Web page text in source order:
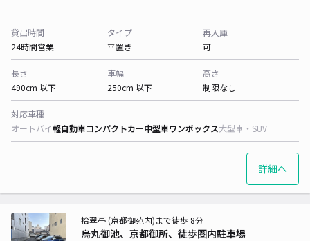
貸出時間
24時間営業
タイプ
平置き
再入庫
可
長さ
490cm 以下
車幅
250cm 以下
高さ
制限なし
対応車種
オートバイ軽自動車コンパクトカー中型車ワンボックス大型車・SUV
詳細へ
烏丸御池、京都御所、徒歩圏内駐車場
拾翠亭 (京都御苑内)まで徒歩 8分